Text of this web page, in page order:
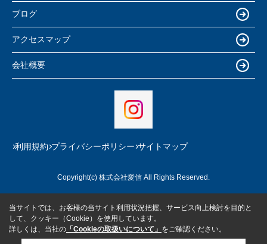
ブログ
アクセスマップ
会社概要
利用規約 プライバシーポリシー サイトマップ
Copyright(c) 株式会社愛信 All Rights Reserved.
当サイトでは、お客様の当サイト利用状況把握、サービス向上検討を目的と
して、クッキー（Cookie）を使用しています。
詳しくは、当社の 「Cookieの取扱いについて」 をご確認ください。